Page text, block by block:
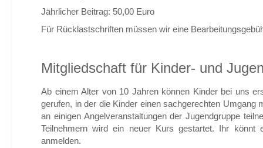
Jährlicher Beitrag: 50,00 Euro
Für Rücklastschriften müssen wir eine
Mitgliedschaft für Kinder- und
Ab einem Alter von 10 Jahren können Kinder bei uns
gerufen, in der die Kinder einen sachgerechten
an einigen Angelveranstaltungen der Jugendgruppe
Teilnehmern wird ein neuer Kurs gestartet. Ihr
anmelden.